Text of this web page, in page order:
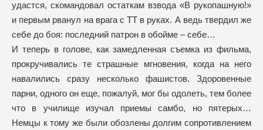
удастся, скомандовал остаткам взвода «В рукопашную!»
и первым рванул на врага с ТТ в руках. А ведь твердил же
себе до боя: последний патрон в обойме – себе…
И теперь в голове, как замедленная съемка из фильма,
прокручивались те страшные мгновения, когда на него
навалились сразу несколько фашистов. Здоровенные
парни, одного он еще, пожалуй, мог бы одолеть, тем более
что в училище изучал приемы самбо, но пятерых…
Немцы к тому же были обозлены долгим сопротивлением